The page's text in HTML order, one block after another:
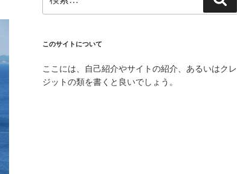
索:
索
このサイトについて
ここには、自己紹介やサイトの紹介、あるいはクレ
ジットの類を書くと良いでしょう。